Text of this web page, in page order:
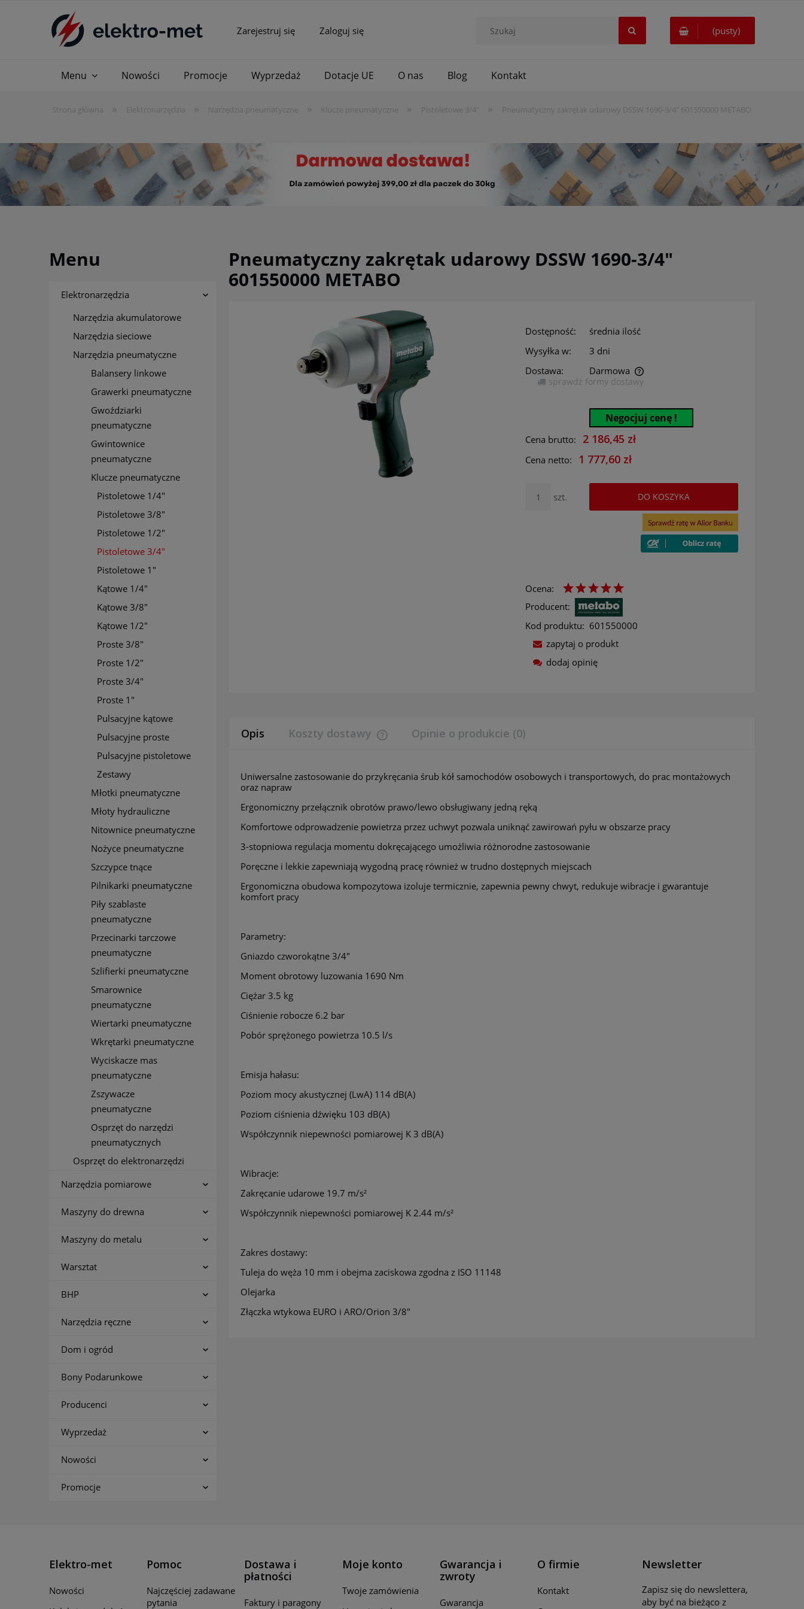
(pusty)
Zarejestruj się Zaloguj się
Menu Nowości Promocje Wyprzedaż Dotacje UE O nas Blog Kontakt
Strona główna » Elektronarzędzia » Narzędzia pneumatyczne » Klucze pneumatyczne » Pistoletowe 3/4" » Pneumatyczny zakrętak udarowy DSSW 1690-3/4" 601550000 METABO
Menu
Elektronarzędzia
Narzędzia akumulatorowe
Narzędzia sieciowe
Narzędzia pneumatyczne
Balansery linkowe
Grawerki pneumatyczne
Gwoździarki
pneumatyczne
Gwintownice
pneumatyczne
Klucze pneumatyczne
Pistoletowe 1/4"
Pistoletowe 3/8"
Pistoletowe 1/2"
Pistoletowe 3/4"
Pistoletowe 1"
Kątowe 1/4"
Kątowe 3/8"
Kątowe 1/2"
Proste 3/8"
Proste 1/2"
Proste 3/4"
Proste 1"
Pulsacyjne kątowe
Pulsacyjne proste
Pulsacyjne pistoletowe
Zestawy
Młotki pneumatyczne
Młoty hydrauliczne
Nitownice pneumatyczne
Nożyce pneumatyczne
Szczypce tnące
Pilnikarki pneumatyczne
Piły szablaste
pneumatyczne
Przecinarki tarczowe
pneumatyczne
Szlifierki pneumatyczne
Smarownice
pneumatyczne
Wiertarki pneumatyczne
Wkrętarki pneumatyczne
Wyciskacze mas
pneumatyczne
Zszywacze
pneumatyczne
Osprzęt do narzędzi
pneumatycznych
Osprzęt do elektronarzędzi
Narzędzia pomiarowe
Maszyny do drewna
Maszyny do metalu
Warsztat
BHP
Narzędzia ręczne
Dom i ogród
Bony Podarunkowe
Producenci
Wyprzedaż
Nowości
Promocje
Pneumatyczny zakrętak udarowy DSSW 1690-3/4"
601550000 METABO
Dostępność:
średnia ilość
Wysyłka w:
3 dni
Dostawa:
Darmowa
sprawdź formy dostawy
Negocjuj cenę !
Cena brutto: 2 186,45 zł
Cena netto: 1 777,60 zł
szt. DO KOSZYKA
Ocena:
Producent:
Kod produktu: 601550000
zapytaj o produkt
dodaj opinię
Opis Koszty dostawy
płatności
Opinie o produkcie (0)
Uniwersalne zastosowanie do przykręcania śrub kół samochodów osobowych i transportowych, do prac montażowych
oraz napraw
Ergonomiczny przełącznik obrotów prawo/lewo obsługiwany jedną ręką
Komfortowe odprowadzenie powietrza przez uchwyt pozwala uniknąć zawirowań pyłu w obszarze pracy
3-stopniowa regulacja momentu dokręcającego umożliwia różnorodne zastosowanie
Poręczne i lekkie zapewniają wygodną pracę również w trudno dostępnych miejscach
Ergonomiczna obudowa kompozytowa izoluje termicznie, zapewnia pewny chwyt, redukuje wibracje i gwarantuje
komfort pracy
Parametry:
Gniazdo czworokątne 3/4"
Moment obrotowy luzowania 1690 Nm
Ciężar 3.5 kg
Ciśnienie robocze 6.2 bar
Pobór sprężonego powietrza 10.5 l/s
Emisja hałasu:
Poziom mocy akustycznej (LwA) 114 dB(A)
Poziom ciśnienia dźwięku 103 dB(A)
Współczynnik niepewności pomiarowej K 3 dB(A)
Wibracje:
Zakręcanie udarowe 19.7 m/s²
Współczynnik niepewności pomiarowej K 2.44 m/s²
Zakres dostawy:
Tuleja do węża 10 mm i obejma zaciskowa zgodna z ISO 11148
Olejarka
Złączka wtykowa EURO i ARO/Orion 3/8"
Elektro-met
Nowości
Pomoc
Najczęściej zadawane
pytania
Dostawa i
płatności
Faktury i paragony
Moje konto
Twoje zamówienia
Gwarancja i
zwroty
Gwarancja
O firmie
Kontakt
Newsletter
Zapisz się do newslettera,
aby być na bieżąco z